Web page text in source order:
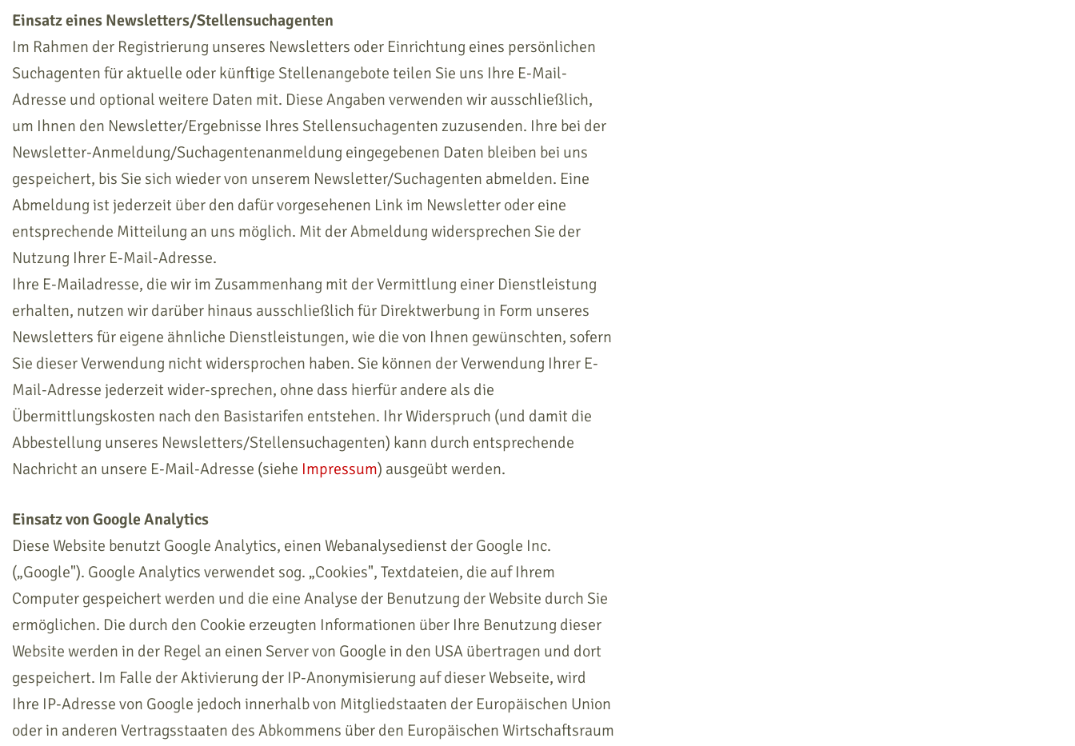
Einsatz eines Newsletters/Stellensuchagenten
Im Rahmen der Registrierung unseres Newsletters oder Einrichtung eines persönlichen
Suchagenten für aktuelle oder künftige Stellenangebote teilen Sie uns Ihre E-Mail-
Adresse und optional weitere Daten mit. Diese Angaben verwenden wir ausschließlich,
um Ihnen den Newsletter/Ergebnisse Ihres Stellensuchagenten zuzusenden. Ihre bei der
Newsletter-Anmeldung/Suchagentenanmeldung eingegebenen Daten bleiben bei uns
gespeichert, bis Sie sich wieder von unserem Newsletter/Suchagenten abmelden. Eine
Abmeldung ist jederzeit über den dafür vorgesehenen Link im Newsletter oder eine
entsprechende Mitteilung an uns möglich. Mit der Abmeldung widersprechen Sie der
Nutzung Ihrer E-Mail-Adresse.
Ihre E-Mailadresse, die wir im Zusammenhang mit der Vermittlung einer Dienstleistung
erhalten, nutzen wir darüber hinaus ausschließlich für Direktwerbung in Form unseres
Newsletters für eigene ähnliche Dienstleistungen, wie die von Ihnen gewünschten, sofern
Sie dieser Verwendung nicht widersprochen haben. Sie können der Verwendung Ihrer E-
Mail-Adresse jederzeit wider-sprechen, ohne dass hierfür andere als die
Übermittlungskosten nach den Basistarifen entstehen. Ihr Widerspruch (und damit die
Abbestellung unseres Newsletters/Stellensuchagenten) kann durch entsprechende
Nachricht an unsere E-Mail-Adresse (siehe Impressum) ausgeübt werden.
Einsatz von Google Analytics
Diese Website benutzt Google Analytics, einen Webanalysedienst der Google Inc.
(„Google"). Google Analytics verwendet sog. „Cookies", Textdateien, die auf Ihrem
Computer gespeichert werden und die eine Analyse der Benutzung der Website durch Sie
ermöglichen. Die durch den Cookie erzeugten Informationen über Ihre Benutzung dieser
Website werden in der Regel an einen Server von Google in den USA übertragen und dort
gespeichert. Im Falle der Aktivierung der IP-Anonymisierung auf dieser Webseite, wird
Ihre IP-Adresse von Google jedoch innerhalb von Mitgliedstaaten der Europäischen Union
oder in anderen Vertragsstaaten des Abkommens über den Europäischen Wirtschaftsraum